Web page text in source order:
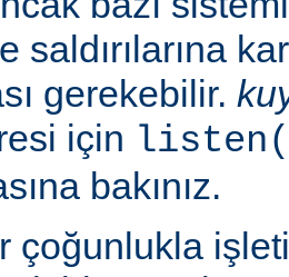
saldırılarına
gerekebilir.
için
bakınız.
çoğunlukla